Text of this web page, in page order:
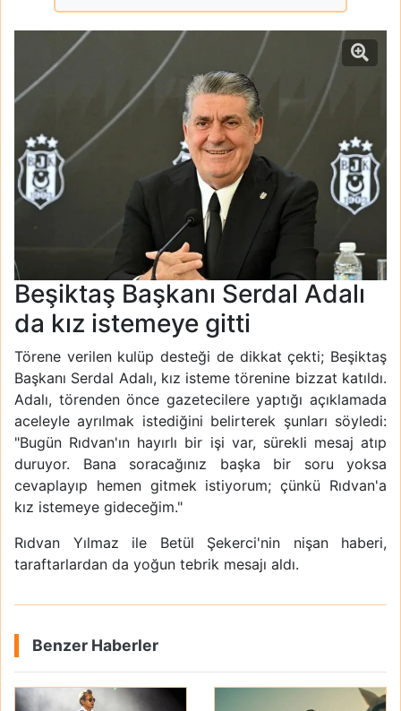
Beşiktaş Başkanı Serdal Adalı
da kız istemeye gitti
Törene verilen kulüp desteği de dikkat çekti; Beşiktaş
Başkanı Serdal Adalı, kız isteme törenine bizzat katıldı.
Adalı, törenden önce gazetecilere yaptığı açıklamada
aceleyle ayrılmak istediğini belirterek şunları söyledi:
"Bugün Rıdvan'ın hayırlı bir işi var, sürekli mesaj atıp
duruyor. Bana soracağınız başka bir soru yoksa
cevaplayıp hemen gitmek istiyorum; çünkü Rıdvan'a
kız istemeye gideceğim."
Rıdvan Yılmaz ile Betül Şekerci'nin nişan haberi,
taraftarlardan da yoğun tebrik mesajı aldı.
Benzer Haberler